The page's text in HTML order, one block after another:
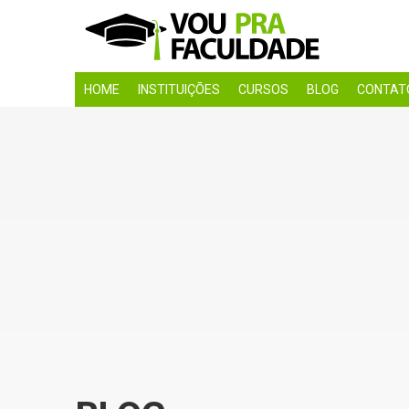
HOME INSTITUIÇÕES CURSOS BLOG